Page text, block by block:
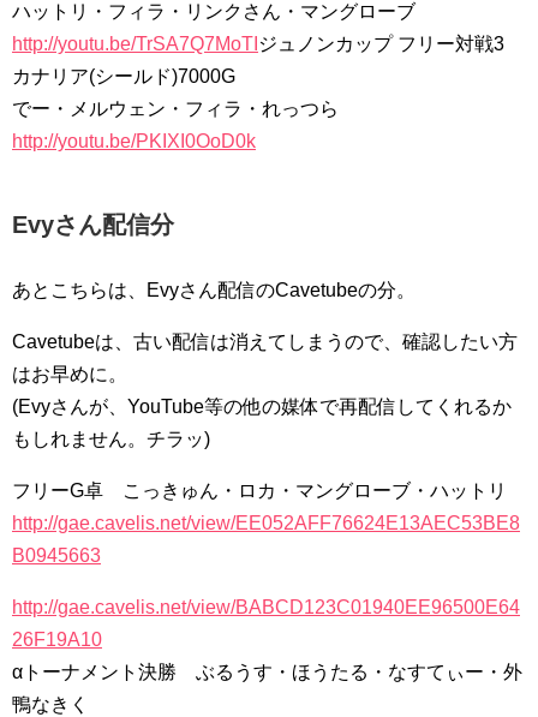
ハットリ・フィラ・リンクさん・マングローブ
http://youtu.be/TrSA7Q7MoTI ジュノンカップ フリー対戦3
カナリア(シールド)7000G
でー・メルウェン・フィラ・れっつら
http://youtu.be/PKIXI0OoD0k
Evyさん配信分
あとこちらは、Evyさん配信のCavetubeの分。
Cavetubeは、古い配信は消えてしまうので、確認したい方
はお早めに。
(Evyさんが、YouTube等の他の媒体で再配信してくれるか
もしれません。チラッ)
フリーG卓 こっきゅん・ロカ・マングローブ・ハットリ
http://gae.cavelis.net/view/EE052AFF76624E13AEC53BE8
B0945663
http://gae.cavelis.net/view/BABCD123C01940EE96500E64
26F19A10
αトーナメント決勝 ぶるうす・ほうたる・なすてぃー・外
鴨なきく